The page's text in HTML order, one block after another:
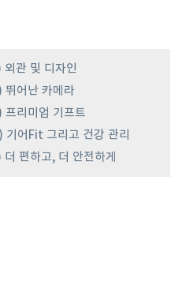
관 및 디자인
뛰어난 카메라
프리미엄 기프트
기어Fit 그리고 건강 관리
편하고, 더 안전하게